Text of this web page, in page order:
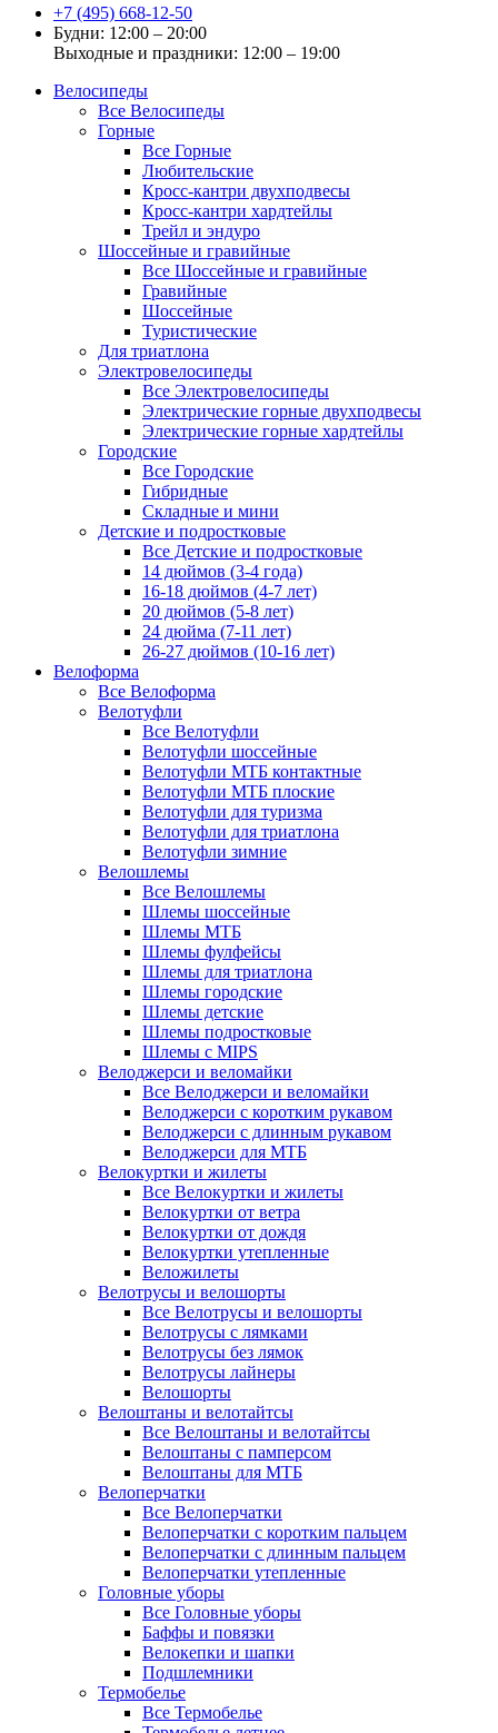
+7 (495) 668-12-50
Будни: 12:00 – 20:00
Выходные и праздники: 12:00 – 19:00
Велосипеды
Все Велосипеды
Горные
Все Горные
Любительские
Кросс-кантри двухподвесы
Кросс-кантри хардтейлы
Трейл и эндуро
Шоссейные и гравийные
Все Шоссейные и гравийные
Гравийные
Шоссейные
Туристические
Для триатлона
Электровелосипеды
Все Электровелосипеды
Электрические горные двухподвесы
Электрические горные хардтейлы
Городские
Все Городские
Гибридные
Складные и мини
Детские и подростковые
Все Детские и подростковые
14 дюймов (3-4 года)
16-18 дюймов (4-7 лет)
20 дюймов (5-8 лет)
24 дюйма (7-11 лет)
26-27 дюймов (10-16 лет)
Велоформа
Все Велоформа
Велотуфли
Все Велотуфли
Велотуфли шоссейные
Велотуфли МТБ контактные
Велотуфли МТБ плоские
Велотуфли для туризма
Велотуфли для триатлона
Велотуфли зимние
Велошлемы
Все Велошлемы
Шлемы шоссейные
Шлемы МТБ
Шлемы фулфейсы
Шлемы для триатлона
Шлемы городские
Шлемы детские
Шлемы подростковые
Шлемы с MIPS
Велоджерси и веломайки
Все Велоджерси и веломайки
Велоджерси с коротким рукавом
Велоджерси с длинным рукавом
Велоджерси для МТБ
Велокуртки и жилеты
Все Велокуртки и жилеты
Велокуртки от ветра
Велокуртки от дождя
Велокуртки утепленные
Веложилеты
Велотрусы и велошорты
Все Велотрусы и велошорты
Велотрусы с лямками
Велотрусы без лямок
Велотрусы лайнеры
Велошорты
Велоштаны и велотайтсы
Все Велоштаны и велотайтсы
Велоштаны с памперсом
Велоштаны для МТБ
Велоперчатки
Все Велоперчатки
Велоперчатки с коротким пальцем
Велоперчатки с длинным пальцем
Велоперчатки утепленные
Головные уборы
Все Головные уборы
Баффы и повязки
Велокепки и шапки
Подшлемники
Термобелье
Все Термобелье